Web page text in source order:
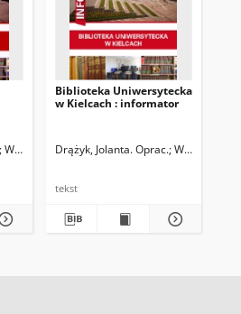
Wicha, Karolina. Oprac. Wilczkowski, Jacek. Tł.
Biblioteka Uniwersytecka
w Kielcach : informator
Drążyk, Jolanta. Oprac. Wicha,
tekst